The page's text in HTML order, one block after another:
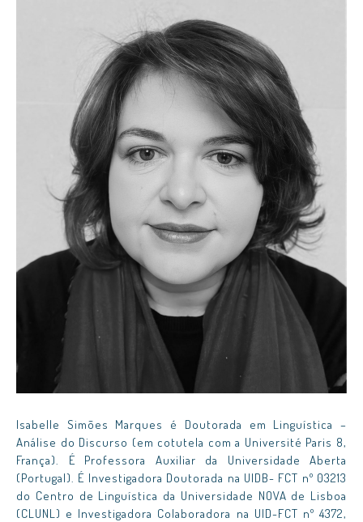
Isabelle Simões Marques é Doutorada em Linguística –
Análise do Discurso (em cotutela com a Université Paris 8,
França). É Professora Auxiliar da Universidade Aberta
(Portugal). É Investigadora Doutorada na UIDB- FCT nº 03213
do Centro de Linguística da Universidade NOVA de Lisboa
(CLUNL) e Investigadora Colaboradora na UID-FCT nº 4372,